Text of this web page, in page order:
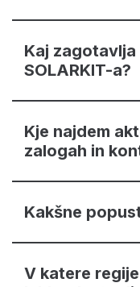
Kaj
SOLARKIT-a?
Kje najdem
zalogah in
Kakšne
V katere